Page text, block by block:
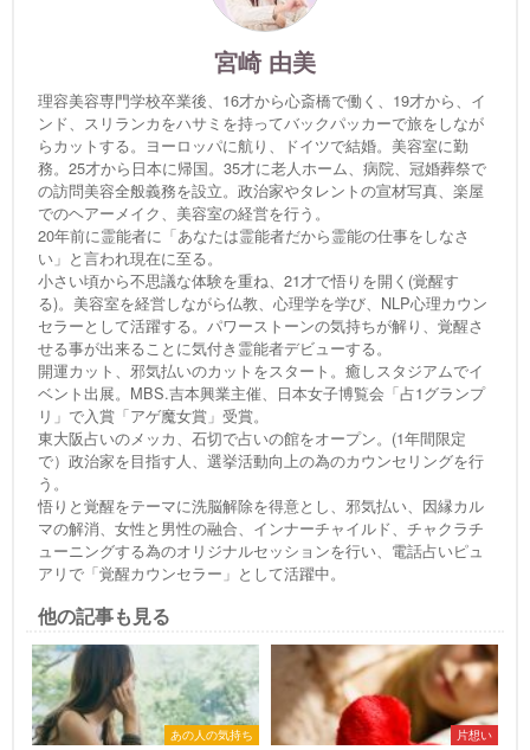
宮崎 由美
理容美容専門学校卒業後、16才から心斎橋で働く、19才から、イ
ンド、スリランカをハサミを持ってバックパッカーで旅をしなが
らカットする。ヨーロッパに航り、ドイツで結婚。美容室に勤
務。25才から日本に帰国。35才に老人ホーム、病院、冠婚葬祭で
の訪問美容全般義務を設立。政治家やタレントの宣材写真、楽屋
でのヘアーメイク、美容室の経営を行う。
20年前に霊能者に「あなたは霊能者だから霊能の仕事をしなさ
い」と言われ現在に至る。
小さい頃から不思議な体験を重ね、21才で悟りを開く(覚醒す
る)。美容室を経営しながら仏教、心理学を学び、NLP心理カウン
セラーとして活躍する。パワーストーンの気持ちが解り、覚醒さ
せる事が出来ることに気付き霊能者デビューする。
開運カット、邪気払いのカットをスタート。癒しスタジアムでイ
ベント出展。MBS.吉本興業主催、日本女子博覧会「占1グランプ
リ」で入賞「アゲ魔女賞」受賞。
東大阪占いのメッカ、石切で占いの館をオープン。(1年間限定
で）政治家を目指す人、選挙活動向上の為のカウンセリングを行
う。
悟りと覚醒をテーマに洗脳解除を得意とし、邪気払い、因縁カル
マの解消、女性と男性の融合、インナーチャイルド、チャクラチ
ューニングする為のオリジナルセッションを行い、電話占いピュ
アリで「覚醒カウンセラー」として活躍中。
他の記事も見る
あの人の気持ち 片想い